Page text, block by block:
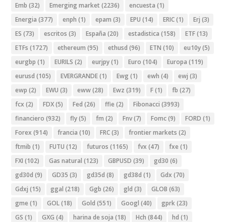
Emb (32) Emerging market (2236) encuesta (1)
Energia (377) enph (1) epam (3) EPU (14) ERIC(1) Erj (3)
ES (73) escritos (3) España (20) estadistica (158) ETF(13)
ETFs (1727) ethereum (95) ethusd (96) ETN (10) eu10y(5)
eurgbp (1) EURILS (2) eurjpy(1) Euro (104) Europa (119)
eurusd (105) EVERGRANDE(1) Ewg (1) ewh (4) ewj (3)
ewp (2) EWU (3) eww(28) Ewz (319) F(1) fb (27)
fcx (2) FDX(5) Fed (26) ffie (2) Fibonacci (3993)
financiero (932) fly(5) fm (2) Fnv(7) Fomc(9) FORD (1)
Forex (914) francia (10) FRC(3) frontier markets (2)
ftmib (1) FUTU (12) futuros (1165) fvx (47) fxe (1)
FXI (102) Gas natural (123) GBPUSD (39) gd30 (6)
gd30d (9) GD35 (3) gd35d (8) gd38d (1) Gdx (70)
Gdxj (15) ggal (218) Ggb (26) gld (3) GLOB (63)
gme (1) GOL(18) Gold (551) Googl (40) gprk(23)
GS (1) GXG (4) harina de soja (18) Hch (844) hd (1)